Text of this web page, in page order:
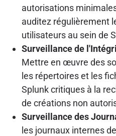
autorisations
auditez régulièrement
utilisateurs au sein de
Surveillance de
Mettre en œuvre des
les répertoires et les
Splunk critiques à la
de créations non
Surveillance des
les journaux internes